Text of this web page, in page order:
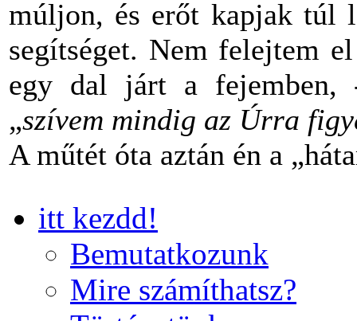
múljon, és erőt kapjak túl
segítséget. Nem felejtem
egy dal járt a fejemben,
„szívem mindig az Úrra
A műtét óta aztán én a
itt kezdd!
Bemutatkozunk
Mire számíthatsz?